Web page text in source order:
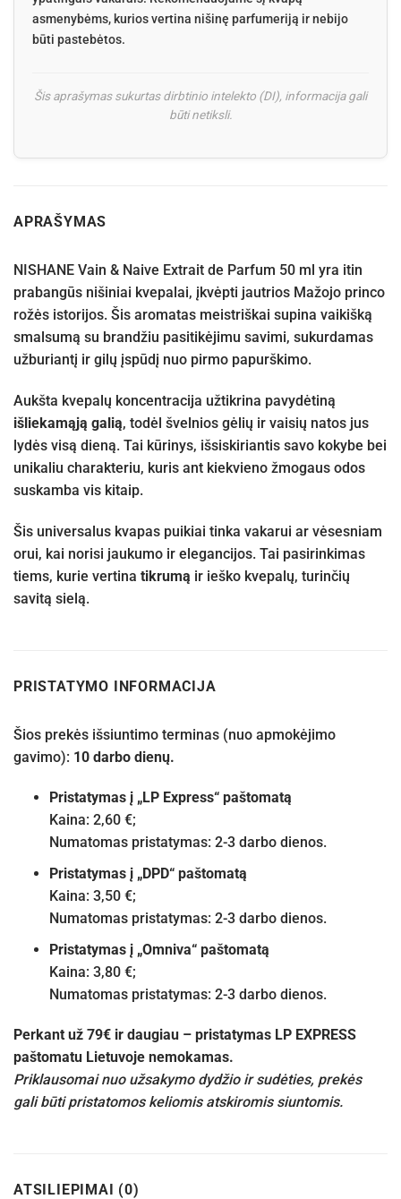
asmenybėms, kurios vertina nišinę parfumeriją ir nebijo
būti pastebėtos.
Šis aprašymas sukurtas dirbtinio intelekto (DI), informacija gali
būti netiksli.
APRAŠYMAS
NISHANE Vain & Naive Extrait de Parfum 50 ml yra itin
prabangūs nišiniai kvepalai, įkvėpti jautrios Mažojo princo
rožės istorijos. Šis aromatas meistriškai supina vaikišką
smalsumą su brandžiu pasitikėjimu savimi, sukurdamas
užburiantį ir gilų įspūdį nuo pirmo papurškimo.
Aukšta kvepalų koncentracija užtikrina pavydėtiną
išliekamąją galią, todėl švelnios gėlių ir vaisių natos jus
lydės visą dieną. Tai kūrinys, išsiskiriantis savo kokybe bei
unikaliu charakteriu, kuris ant kiekvieno žmogaus odos
suskamba vis kitaip.
Šis universalus kvapas puikiai tinka vakarui ar vėsesniam
orui, kai norisi jaukumo ir elegancijos. Tai pasirinkimas
tiems, kurie vertina tikrumą ir ieško kvepalų, turinčių
savitą sielą.
PRISTATYMO INFORMACIJA
Šios prekės išsiuntimo terminas (nuo apmokėjimo
gavimo): 10 darbo dienų.
Pristatymas į „LP Express“ paštomatą
Kaina: 2,60 €;
Numatomas pristatymas: 2-3 darbo dienos.
Pristatymas į „DPD“ paštomatą
Kaina: 3,50 €;
Numatomas pristatymas: 2-3 darbo dienos.
Pristatymas į „Omniva“ paštomatą
Kaina: 3,80 €;
Numatomas pristatymas: 2-3 darbo dienos.
Perkant už 79€ ir daugiau – pristatymas LP EXPRESS
paštomatu Lietuvoje nemokamas.
Priklausomai nuo užsakymo dydžio ir sudėties, prekės
gali būti pristatomos keliomis atskiromis siuntomis.
ATSILIEPIMAI (0)